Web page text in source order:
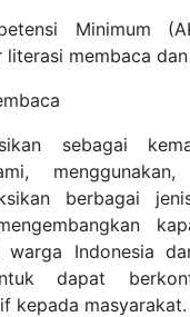
Minimum
literasi membaca
sebagai
menggunakan,
berbagai
warga Indonesia
dapat
kepada masyarakat.